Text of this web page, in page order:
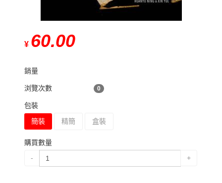
¥ 60.00
銷量
浏覽次數 0
包裝
簡裝
精簡 盒裝
購買數量
-
+